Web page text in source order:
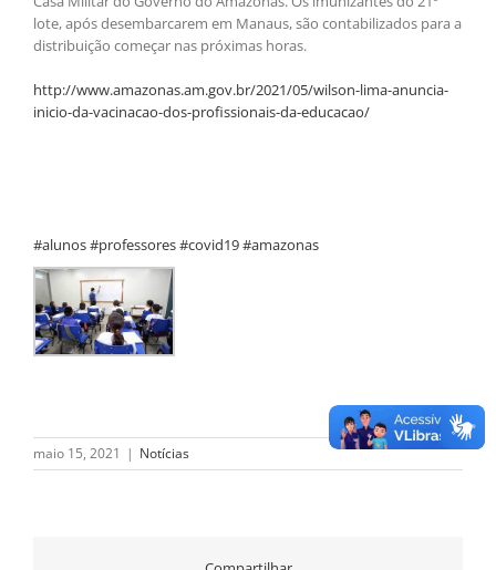
lote, após desembarcarem em Manaus, são contabilizados para a
distribuição começar nas próximas horas.
http://www.amazonas.am.gov.br/2021/05/wilson-lima-anuncia-
inicio-da-vacinacao-dos-profissionais-da-educacao/
#alunos #professores #covid19 #amazonas
maio 15, 2021 | Notícias